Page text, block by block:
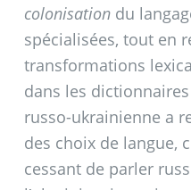
colonisationdu
spécialisées, tout en
transformations
dans les dictionnaires
russo-ukrainienne a
des choix de langue,
cessant de parler